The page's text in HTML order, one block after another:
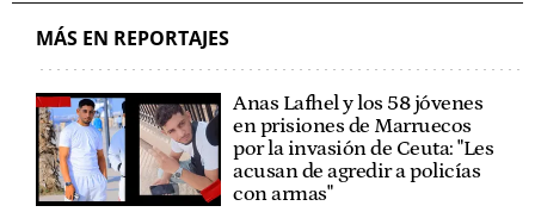
MÁS EN REPORTAJES
Anas Lafhel y los 58 jóvenes
en prisiones de Marruecos
por la invasión de Ceuta: "Les
acusan de agredir a policías
con armas"